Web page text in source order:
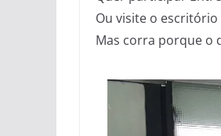
Ou visite o escritório
Mas corra porque o